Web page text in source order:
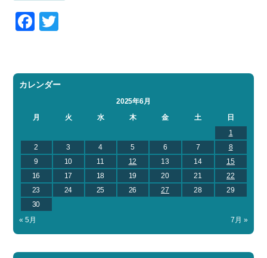
Facebook
カレンダー
2025年6月
月
火 水 木 金 土
日
1
2
3 4 5 6 7
8
9
10 11 12 13 14
15
16
17 18 19 20 21
22
23
24 25 26 27 28
29
30
« 5月
7月 »